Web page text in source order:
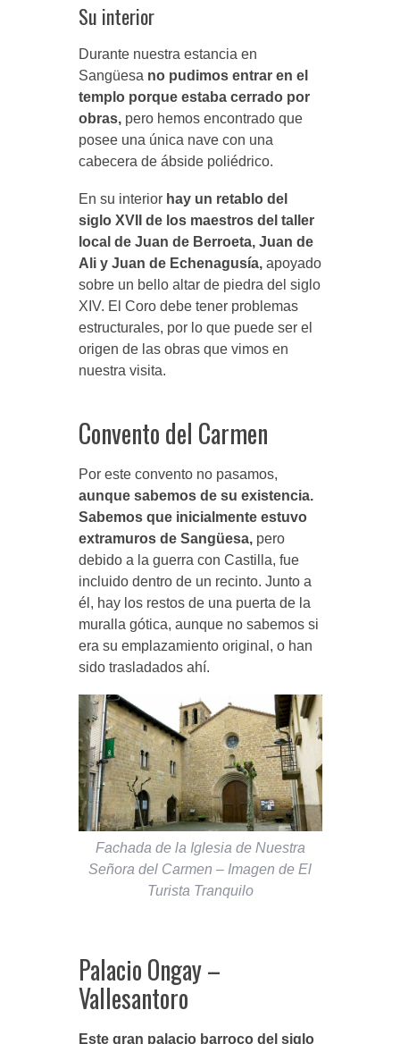
Su interior
Durante nuestra estancia en
Sangüesa no pudimos entrar en el
templo porque estaba cerrado por
obras,pero hemos encontrado que
posee una única nave con una
cabecera de ábside poliédrico.
En su interiorhay un retablo del
siglo XVII de los maestros del taller
local de Juan de Berroeta, Juan de
Ali y Juan de Echenagusía,apoyado
sobre un bello altar de piedra del siglo
XIV. El Coro debe tener problemas
estructurales, por lo que puede ser el
origen de las obras que vimos en
nuestra visita.
Convento del Carmen
Por este convento no pasamos,
aunque sabemos de su existencia.
Sabemos que inicialmente estuvo
extramuros de Sangüesa,pero
debido a la guerra con Castilla, fue
incluido dentro de un recinto. Junto a
él, hay los restos de una puerta de la
muralla gótica, aunque no sabemos si
era su emplazamiento original, o han
sido trasladados ahí.
Fachada de la Iglesia de Nuestra
Señora del Carmen – Imagen de El
Turista Tranquilo
Palacio Ongay –
Vallesantoro
Este gran palacio barroco del siglo